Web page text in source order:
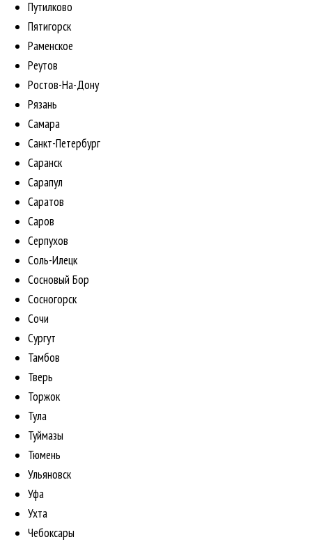
Путилково
Пятигорск
Раменское
Реутов
Ростов-На-Дону
Рязань
Самара
Санкт-Петербург
Саранск
Сарапул
Саратов
Саров
Серпухов
Соль-Илецк
Сосновый Бор
Сосногорск
Сочи
Сургут
Тамбов
Тверь
Торжок
Тула
Туймазы
Тюмень
Ульяновск
Уфа
Ухта
Чебоксары